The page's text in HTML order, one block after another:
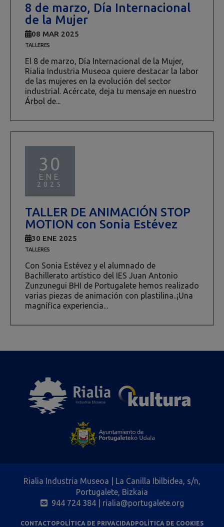
8 de marzo, Día Internacional
de la Mujer
08 MAR 2025
TALLERES
El 8 de marzo, Día Internacional de la Mujer,
Rialia Industria Museoa quiere destacar la labor
de las mujeres en la evolución del sector
industrial. Acércate, deja tu mensaje en nuestro
Árbol de...
30
ENE
2025
TALLER DE ANIMACIÓN STOP
MOTION con Sonia Estévez
30 ENE 2025
TALLERES
Con Sonia Estévez y el alumnado de
Bachillerato artístico del IES Juan Antonio
Zunzunegui BHI de Portugalete hemos realizado
varias piezas de animación con plastilina..¡Una
magnífica experiencia...
Rialia Industria Museoa | La Canilla Ibilbidea, s/n,
Portugalete, Bizkaia
944 724 384| rialia@portugalete.org
CONTACTOPOLÍTICA DE PRIVACIDADPOLÍTICA DE COOKIES